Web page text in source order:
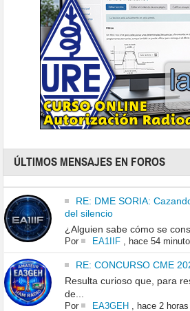
ÚLTIMOS MENSAJES EN FOROS
RE: DME SORIA:
del silencio
¿Alguien sabe cómo se
Por EA1IIF, hace 54
RE: CONCURSO CME
Resulta curioso que, para
de...
Por EA3GEH, hace 2 horas